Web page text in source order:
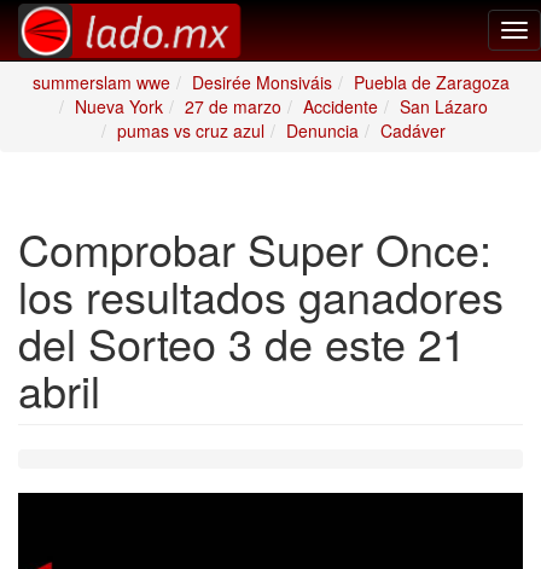
summerslam wwe
Desirée Monsiváis
Puebla de Zaragoza
Nueva York
27 de marzo Accidente
San Lázaro
pumas vs cruz azul
Denuncia Cadáver
Comprobar Super Once:
los resultados ganadores
del Sorteo 3 de este 21
abril